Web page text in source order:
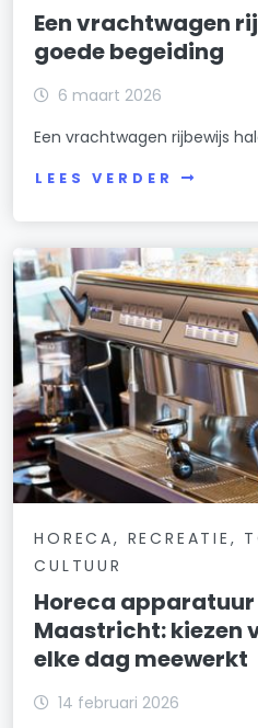
Een vrachtwagen
goede begeiding
6 maart 2026
Een vrachtwagen rijbewijs
LEES VERDER
HORECA, RECREATIE,
CULTUUR
Horeca apparatuur
Maastricht: kiezen
elke dag meewerkt
14 februari 2026